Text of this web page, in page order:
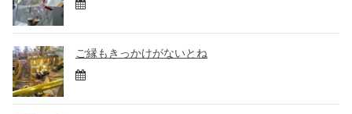
ご縁もきっかけがないとね